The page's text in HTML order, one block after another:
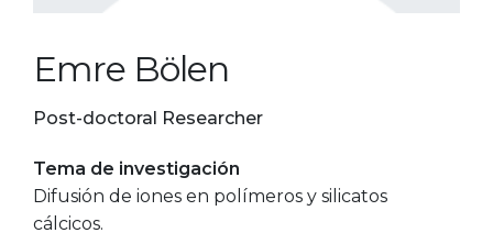
Emre Bölen
Post-doctoral Researcher
Tema de investigación
Difusión de iones en polímeros y silicatos
cálcicos.